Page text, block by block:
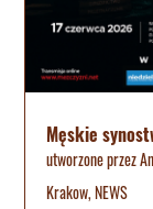
Męskie
utworzone przez
Krakow,NEWS